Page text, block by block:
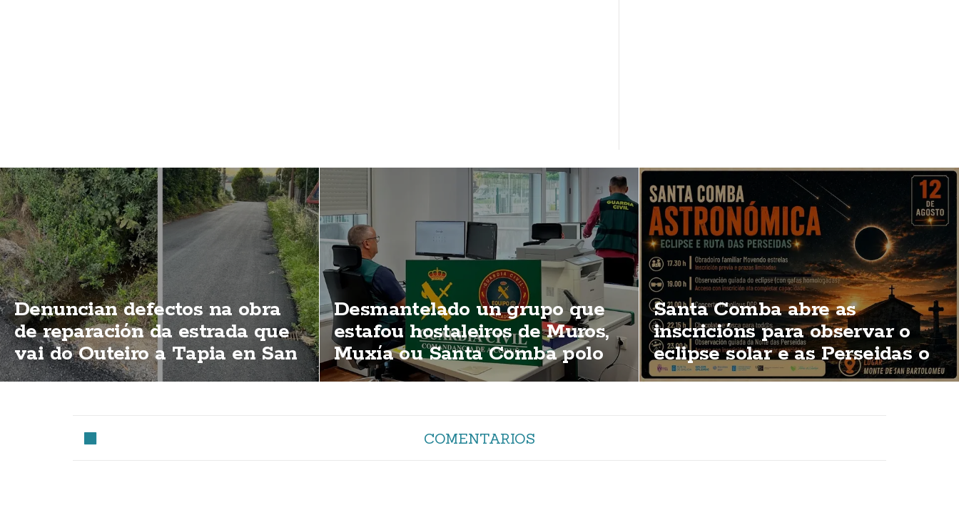
Denuncian defectos na obra
de reparación da estrada que
vai do Outeiro a Tapia en San
Cristobo de Mallón
Desmantelado un grupo que
estafou hostaleiros de Muros,
Muxía ou Santa Comba polo
método do "corte de luz"
Santa Comba abre as
inscricións para observar o
eclipse solar e as Perseidas o
12 de agosto
COMENTARIOS